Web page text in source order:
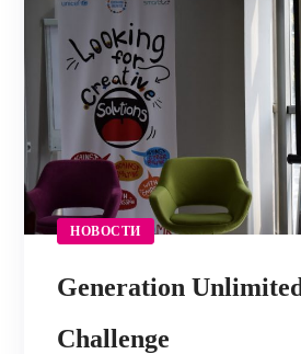
НОВОСТИ
Generation
Challenge